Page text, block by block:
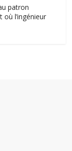
patron
où l’ingénieur